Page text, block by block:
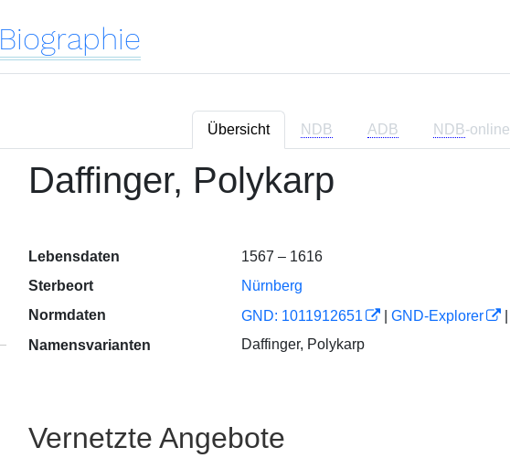
Biographie
Übersicht NDB ADB NDB-online
Daffinger, Polykarp
Lebensdaten
1567 – 1616
Sterbeort
Nürnberg
Normdaten
GND: 1011912651 GND-Explorer
Namensvarianten
Daffinger, Polykarp
Vernetzte Angebote